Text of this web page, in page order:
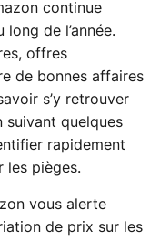
continue
de l’année.
offres
de bonnes affaires
s’y retrouver
suivant quelques
rapidement
les pièges.
vous alerte
de prix sur les